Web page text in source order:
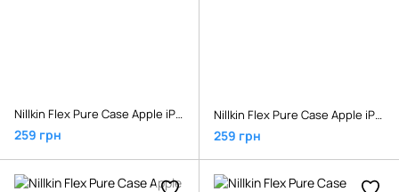
Nillkin Flex Pure Case Apple iPhone 11 Pro Max Blue
259 грн
Nillkin Flex Pure Case Apple iPhone 11 Pro Max Red
259 грн